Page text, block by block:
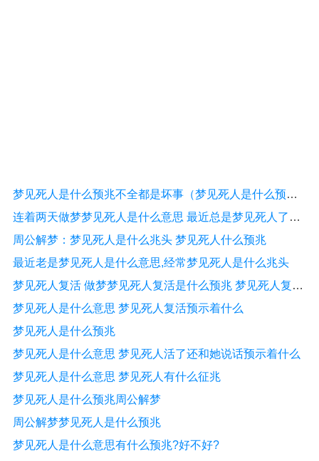
梦见死人是什么预兆不全都是坏事（梦见死人是什么预兆?）
连着两天做梦梦见死人是什么意思 最近总是梦见死人了什么预兆(3)
周公解梦：梦见死人是什么兆头 梦见死人什么预兆
最近老是梦见死人是什么意思,经常梦见死人是什么兆头
梦见死人复活 做梦梦见死人复活是什么预兆 梦见死人复活好不好
梦见死人是什么意思 梦见死人复活预示着什么
梦见死人是什么预兆
梦见死人是什么意思 梦见死人活了还和她说话预示着什么
梦见死人是什么意思 梦见死人有什么征兆
梦见死人是什么预兆周公解梦
周公解梦梦见死人是什么预兆
梦见死人是什么意思有什么预兆?好不好?